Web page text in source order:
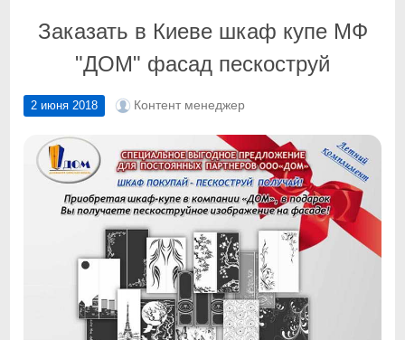
Заказать в Киеве шкаф купе МФ
"ДОМ" фасад пескоструй
2 июня 2018 Контент менеджер